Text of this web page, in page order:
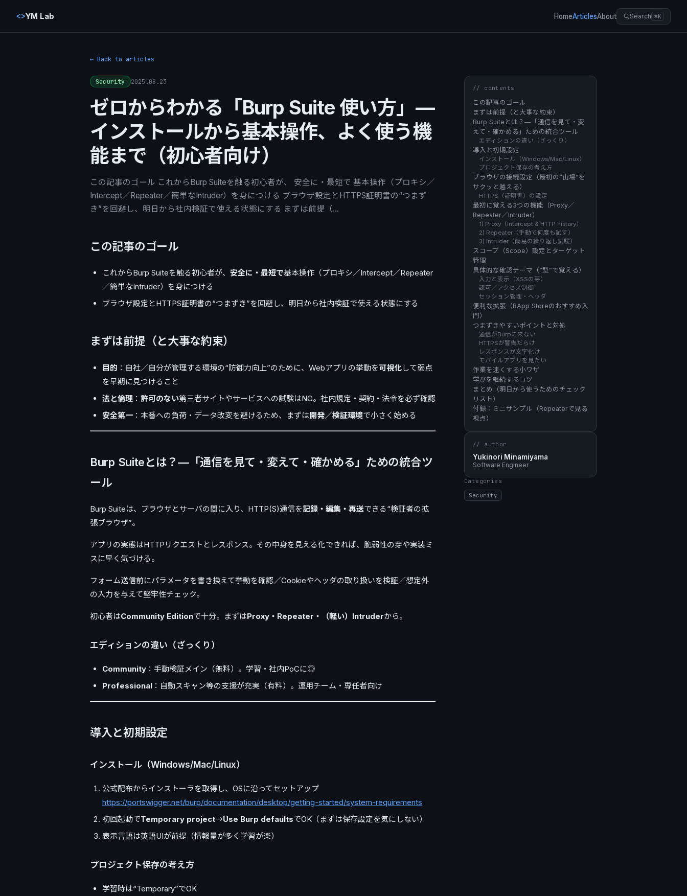
<>YM Lab HomeArticlesAbout Search ⌘K
← Back to articles
Security 2025.08.23
ゼロからわかる「Burp Suite 使い方」—
インストールから基本操作、よく使う機
能まで（初心者向け）
この記事のゴール これからBurp Suiteを触る初心者が、 安全に・最短で 基本操作（プロキシ／
Intercept／Repeater／簡単なIntruder）を身につける ブラウザ設定とHTTPS証明書の“つまず
き”を回避し、明日から社内検証で使える状態にする まずは前提（…
この記事のゴール
これからBurp Suiteを触る初心者が、 安全に・最短で基本操作（プロキシ／Intercept／Repeater
／簡単なIntruder）を身につける
ブラウザ設定とHTTPS証明書の“つまずき”を回避し、明日から社内検証で使える状態にする
まずは前提（と大事な約束）
目的 ：自社／自分が管理する環境の“防御力向上”のために、Webアプリの挙動を可視化して弱点
を早期に見つけること
法と倫理 ： 許可のない第三者サイトやサービスへの試験はNG。社内規定・契約・法令を必ず確認
安全第一 ：本番への負荷・データ改変を避けるため、まずは開発／検証環境で小さく始める
Burp Suiteとは？—「通信を見て・変えて・確かめる」ための統合ツ
ール
Burp Suiteは、ブラウザとサーバの間に入り、HTTP(S)通信を記録・編集・再送できる“検証者の拡
張ブラウザ”。
アプリの実態はHTTPリクエストとレスポンス。その中身を見える化できれば、脆弱性の芽や実装ミ
スに早く気づける。
フォーム送信前にパラメータを書き換えて挙動を確認／Cookieやヘッダの取り扱いを検証／想定外
の入力を与えて堅牢性チェック。
初心者はCommunity Editionで十分。まずはProxy・Repeater・（軽い）Intruderから。
エディションの違い（ざっくり）
Community ：手動検証メイン（無料）。学習・社内PoCに◎
Professional ：自動スキャン等の支援が充実（有料）。運用チーム・専任者向け
導入と初期設定
インストール（Windows/Mac/Linux）
公式配布からインストーラを取得し、OSに沿ってセットアップ
https://portswigger.net/burp/documentation/desktop/getting-started/system-requirements
初回起動でTemporary project→Use Burp defaultsでOK（まずは保存設定を気にしない）
表示言語は英語UIが前提（情報量が多く学習が楽）
プロジェクト保存の考え方
学習時は“Temporary”でOK
// contents
この記事のゴール
まずは前提（と大事な約束）
Burp Suiteとは？—「通信を見て・変
えて・確かめる」ための統合ツール
エディションの違い（ざっくり）
導入と初期設定
インストール（Windows/Mac/Linux）
プロジェクト保存の考え方
ブラウザの接続設定（最初の“山場”を
サクッと越える）
HTTPS（証明書）の設定
最初に覚える3つの機能（Proxy／
Repeater／Intruder）
1) Proxy（Intercept & HTTP history）
2) Repeater（手動で何度も試す）
3) Intruder（簡易の繰り返し試験）
スコープ（Scope）設定とターゲット
管理
具体的な確認テーマ（“型”で覚える）
入力と表示（XSSの芽）
認可／アクセス制御
セッション管理・ヘッダ
便利な拡張（BApp Storeのおすすめ入
門）
つまずきやすいポイントと対処
通信がBurpに来ない
HTTPSが警告だらけ
レスポンスが文字化け
モバイルアプリを見たい
作業を速くする小ワザ
学びを継続するコツ
まとめ（明日から使うためのチェック
リスト）
付録：ミニサンプル（Repeaterで見る
視点）
// author
Yukinori Minamiyama
Software Engineer
Categories
Security